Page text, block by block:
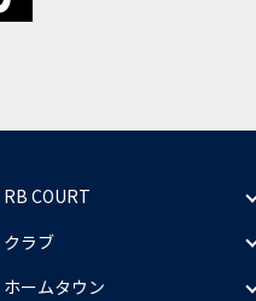
RB COURT
クラブ
ホームタウン